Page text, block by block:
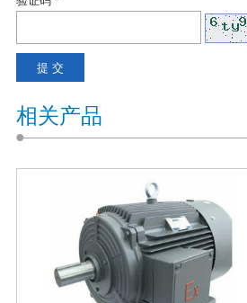
相关产品